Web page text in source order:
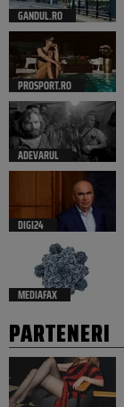
GANDUL.RO
PROSPORT.RO
ADEVARUL
DIGI24
MEDIAFAX
PARTENERI